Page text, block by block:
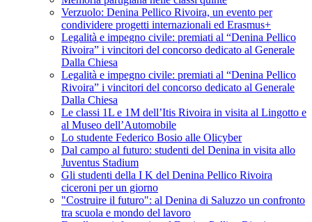
Verzuolo: Denina Pellico Rivoira, un evento per
condividere progetti internazionali ed Erasmus+
Legalità e impegno civile: premiati al “Denina Pellico
Rivoira” i vincitori del concorso dedicato al Generale
Dalla Chiesa
Legalità e impegno civile: premiati al “Denina Pellico
Rivoira” i vincitori del concorso dedicato al Generale
Dalla Chiesa
Le classi 1L e 1M dell’Itis Rivoira in visita al Lingotto e
al Museo dell’Automobile
Lo studente Federico Bosio alle Olicyber
Dal campo al futuro: studenti del Denina in visita allo
Juventus Stadium
Gli studenti della I K del Denina Pellico Rivoira
ciceroni per un giorno
"Costruire il futuro": al Denina di Saluzzo un confronto
tra scuola e mondo del lavoro